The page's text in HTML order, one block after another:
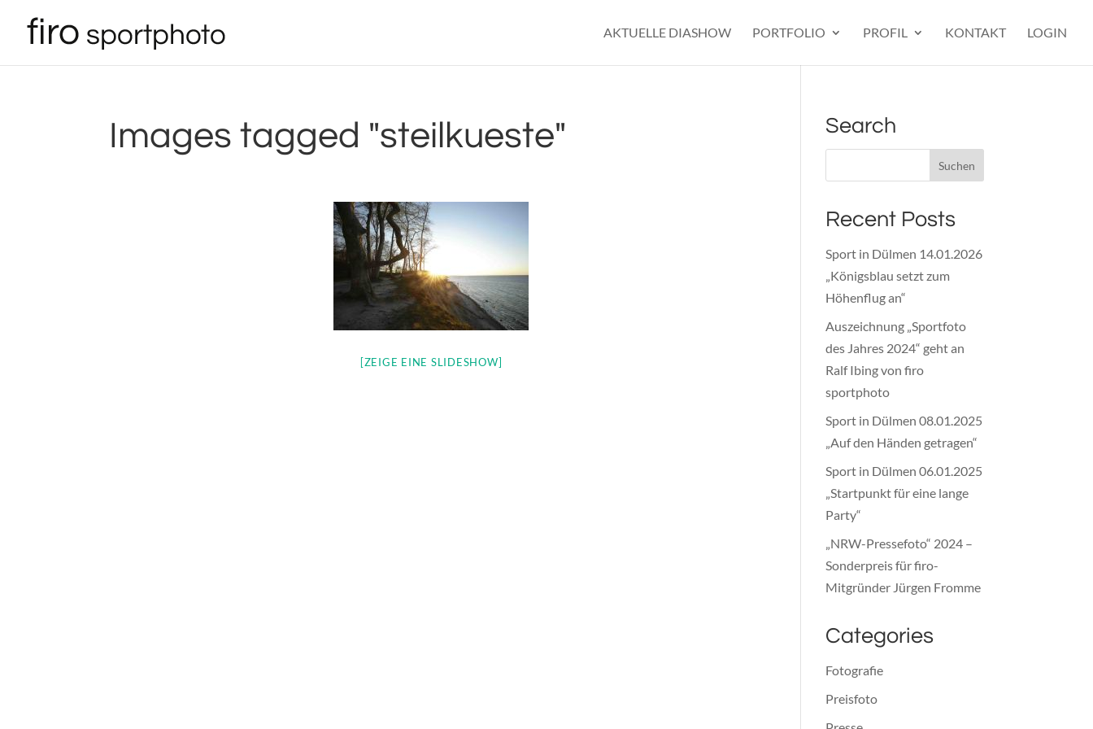
AKTUELLE DIASHOW PORTFOLIO PROFIL KONTAKT LOGIN
Images tagged "steilkueste"
[ZEIGE EINE SLIDESHOW]
Search
Recent Posts
Sport in Dülmen 14.01.2026
„Königsblau setzt zum
Höhenflug an“
Auszeichnung „Sportfoto
des Jahres 2024“ geht an
Ralf Ibing von firo
sportphoto
Sport in Dülmen 08.01.2025
„Auf den Händen getragen“
Sport in Dülmen 06.01.2025
„Startpunkt für eine lange
Party“
„NRW-Pressefoto“ 2024 –
Sonderpreis für firo-
Mitgründer Jürgen Fromme
Categories
Fotografie
Preisfoto